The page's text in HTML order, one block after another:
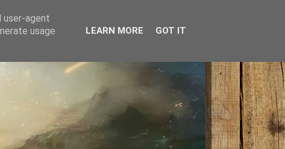
user-agent
usage
LEARN MORE GOT IT